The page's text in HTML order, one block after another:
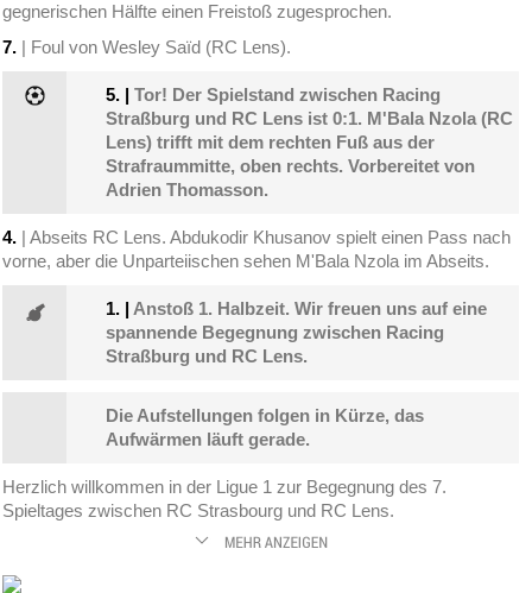
gegnerischen Hälfte einen Freistoß zugesprochen.
7. | Foul von Wesley Saïd (RC Lens).
5. |Tor! Der Spielstand zwischen Racing
Straßburg und RC Lens ist 0:1. M'Bala Nzola (RC
Lens) trifft mit dem rechten Fuß aus der
Strafraummitte, oben rechts. Vorbereitet von
Adrien Thomasson.
4. | Abseits RC Lens. Abdukodir Khusanov spielt einen Pass nach
vorne, aber die Unparteiischen sehen M'Bala Nzola im Abseits.
1. | Anstoß 1. Halbzeit. Wir freuen uns auf eine
spannende Begegnung zwischen Racing
Straßburg und RC Lens.
Die Aufstellungen folgen in Kürze, das
Aufwärmen läuft gerade.
Herzlich willkommen in der Ligue 1 zur Begegnung des 7.
Spieltages zwischen RC Strasbourg und RC Lens.